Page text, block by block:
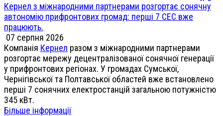
Кернел з міжнародними партнерами розгортає сонячну
автономію прифронтових громад: перші 7 СЕС вже
працюють.
07 серпня 2026
Компанія Кернел разом з міжнародними партнерами
розгортає мережу децентралізованої сонячної генерації
у прифронтових регіонах. У громадах Сумської,
Чернігівської та Полтавської областей вже встановлено
перші 7 сонячних електростанцій загальною потужністю
345 кВт.
Більше інформації